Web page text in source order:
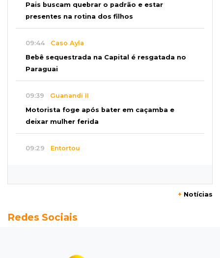
Pais buscam quebrar o padrão e estar
presentes na rotina dos filhos
09:44 Caso Ayla
Bebê sequestrada na Capital é resgatada no
Paraguai
09:39 Guanandi II
Motorista foge após bater em caçamba e
deixar mulher ferida
09:29 Entortou
Federação de futebol assume manutenção de
Terenos
+ Notícias
Redes Sociais